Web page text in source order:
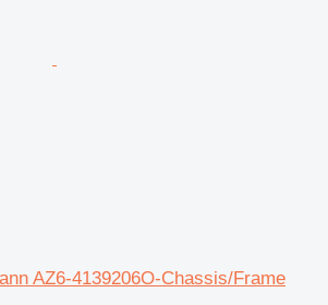
AZ6-4139206O-Chassis/Frame